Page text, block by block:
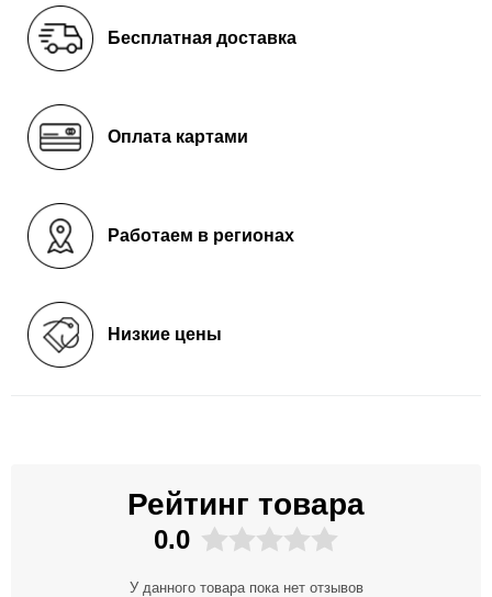
Бесплатная доставка
Оплата картами
Работаем в регионах
Низкие цены
Рейтинг товара
0.0
У данного товара пока нет отзывов